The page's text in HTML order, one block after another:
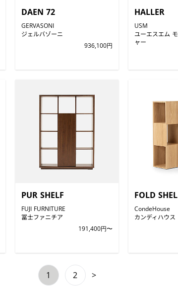
DAEN 72
GERVASONI
ジェルバゾーニ
936,100円
HALLER
USM
ユーエスエム
ャー
PUR SHELF
FUJI FURNITURE
冨士ファニチア
191,400円〜
FOLD
CondeHouse
カンディハウス
1 2 >